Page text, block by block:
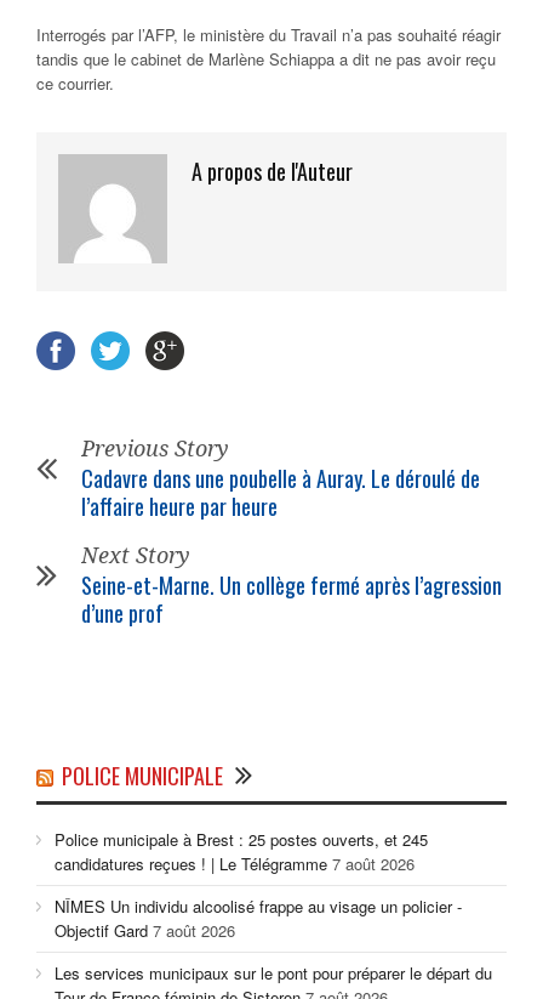
Interrogés par l’AFP, le ministère du Travail n’a pas souhaité réagir
tandis que le cabinet de Marlène Schiappa a dit ne pas avoir reçu
ce courrier.
A propos de l'Auteur
Previous Story
Cadavre dans une poubelle à Auray. Le déroulé de
l’affaire heure par heure
Next Story
Seine-et-Marne. Un collège fermé après l’agression
d’une prof
POLICE MUNICIPALE
Police municipale à Brest : 25 postes ouverts, et 245
candidatures reçues ! | Le Télégramme 7 août 2026
NÎMES Un individu alcoolisé frappe au visage un policier -
Objectif Gard 7 août 2026
Les services municipaux sur le pont pour préparer le départ du